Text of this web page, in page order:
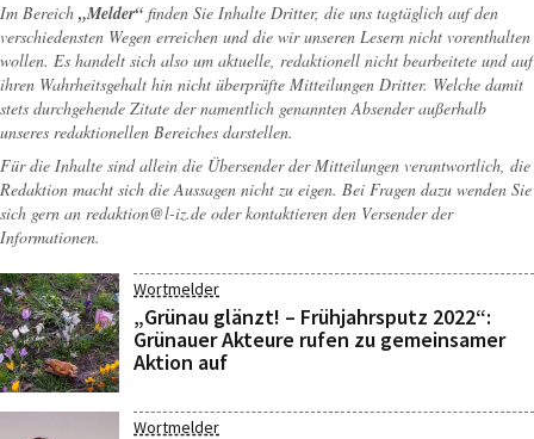
Im Bereich „Melder“ finden Sie Inhalte Dritter, die uns tagtäglich auf den
verschiedensten Wegen erreichen und die wir unseren Lesern nicht vorenthalten
wollen. Es handelt sich also um aktuelle, redaktionell nicht bearbeitete und auf
ihren Wahrheitsgehalt hin nicht überprüfte Mitteilungen Dritter. Welche damit
stets durchgehende Zitate der namentlich genannten Absender außerhalb
unseres redaktionellen Bereiches darstellen.
Für die Inhalte sind allein die Übersender der Mitteilungen verantwortlich, die
Redaktion macht sich die Aussagen nicht zu eigen. Bei Fragen dazu wenden Sie
sich gern an redaktion@l-iz.de oder kontaktieren den Versender der
Informationen.
Wortmelder
„Grünau glänzt! – Frühjahrsputz 2022“:
Grünauer Akteure rufen zu gemeinsamer
Aktion auf
Wortmelder